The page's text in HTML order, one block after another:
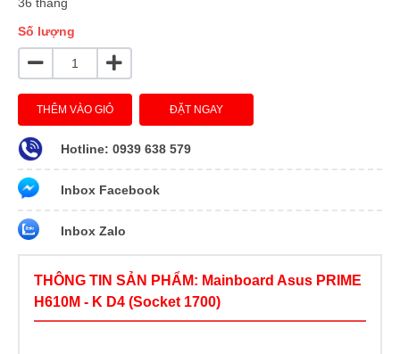
Số lượng
THÊM VÀO GIỎ ĐẶT NGAY
Hotline: 0939 638 579
Inbox Facebook
Inbox Zalo
THÔNG TIN SẢN PHẨM: Mainboard Asus PRIME
H610M - K D4 (Socket 1700)